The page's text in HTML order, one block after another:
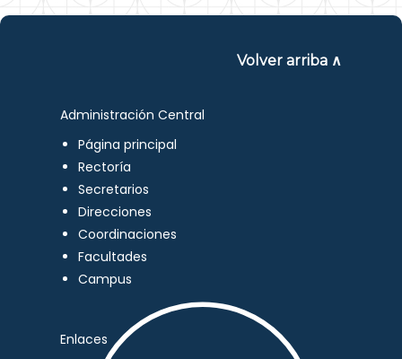
Volver arriba ∧
Administración Central
Página principal
Rectoría
Secretarios
Direcciones
Coordinaciones
Facultades
Campus
Enlaces